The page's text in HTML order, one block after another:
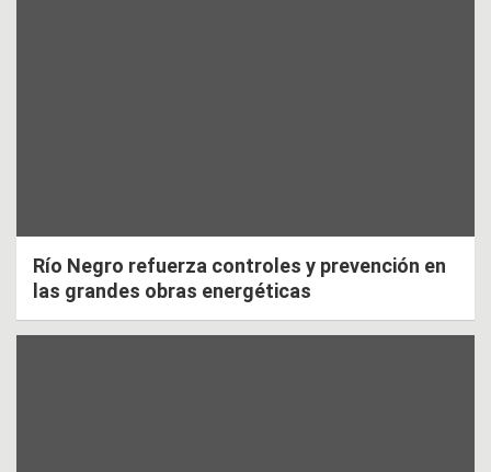
Río Negro refuerza controles y prevención en
las grandes obras energéticas